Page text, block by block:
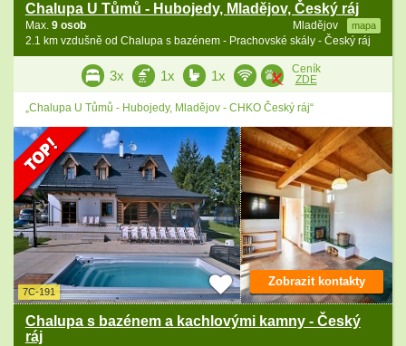
Chalupa U Tůmů - Hubojedy, Mladějov, Český ráj
Mladějov mapa
Max. 9 osob
2.1 km vzdušně od Chalupa s bazénem - Prachovské skály - Český ráj
3x 1x 1x
Ceník
ZDE
„Chalupa U Tůmů - Hubojedy, Mladějov - CHKO Český ráj“
7C-191
Chalupa s bazénem a kachlovými kamny - Český
ráj
Zobrazit kontakty